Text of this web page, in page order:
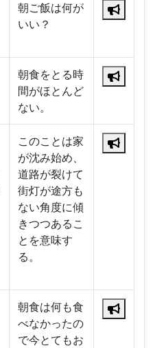
朝ご飯は何が
いい？
朝食をとる時
間がほとんど
ない。
このことは家
が沈み始め、
道路が裂けて
街灯が途方も
ない角度に傾
きつつあるこ
とを意味す
る。
朝食は何も食
べなかったの
で今とてもお